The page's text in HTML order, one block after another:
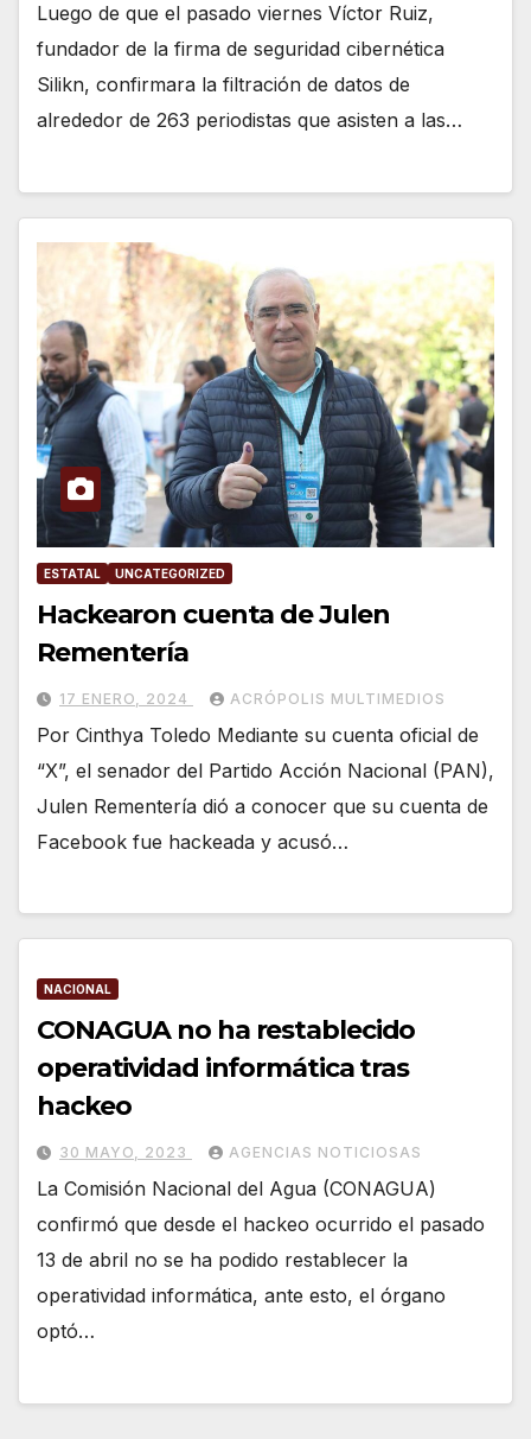
Luego de que el pasado viernes Víctor Ruiz,
fundador de la firma de seguridad cibernética
Silikn, confirmara la filtración de datos de
alrededor de 263 periodistas que asisten a las…
ESTATAL UNCATEGORIZED
Hackearon cuenta de Julen
Rementería
17 ENERO, 2024 ACRÓPOLIS MULTIMEDIOS
Por Cinthya Toledo Mediante su cuenta oficial de
“X”, el senador del Partido Acción Nacional (PAN),
Julen Rementería dió a conocer que su cuenta de
Facebook fue hackeada y acusó…
NACIONAL
CONAGUA no ha restablecido
operatividad informática tras
hackeo
30 MAYO, 2023 AGENCIAS NOTICIOSAS
La Comisión Nacional del Agua (CONAGUA)
confirmó que desde el hackeo ocurrido el pasado
13 de abril no se ha podido restablecer la
operatividad informática, ante esto, el órgano
optó…